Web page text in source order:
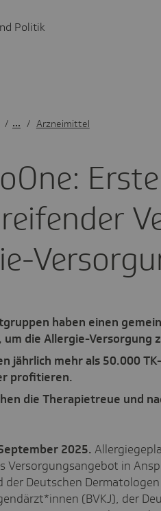
Politik
/ Arzneimittel
haben einen
um die Allergie-Versorgung
jährlich mehr als 50.000
profitieren.
die Therapietreue und
2025.
Versorgungsangebot in
der Deutschen
(BVKJ), der